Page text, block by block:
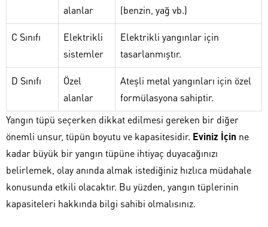
alanlar
(benzin, yağ vb.)
C Sınıfı
Elektrikli
sistemler
Elektrikli yangınlar için
tasarlanmıştır.
D Sınıfı
Özel
alanlar
Ateşli metal yangınları için özel
formülasyona sahiptir.
Yangın tüpü seçerken dikkat edilmesi gereken bir diğer
önemli unsur, tüpün boyutu ve kapasitesidir. Eviniz İçin ne
kadar büyük bir yangın tüpüne ihtiyaç duyacağınızı
belirlemek, olay anında almak istediğiniz hızlıca müdahale
konusunda etkili olacaktır. Bu yüzden, yangın tüplerinin
kapasiteleri hakkında bilgi sahibi olmalısınız.